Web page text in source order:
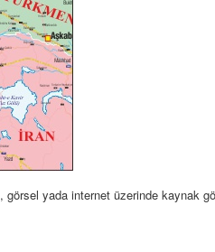
yada internet üzerinde kaynak